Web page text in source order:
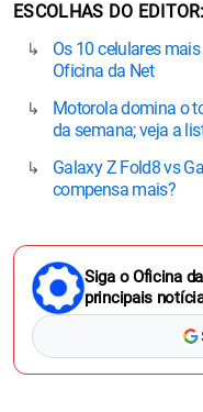
ESCOLHAS DO EDITOR
Os 10 celulares
Oficina da Net
Motorola domina o
da semana; veja a
Galaxy Z Fold8 vs
compensa mais?
Siga o Oficina
principais